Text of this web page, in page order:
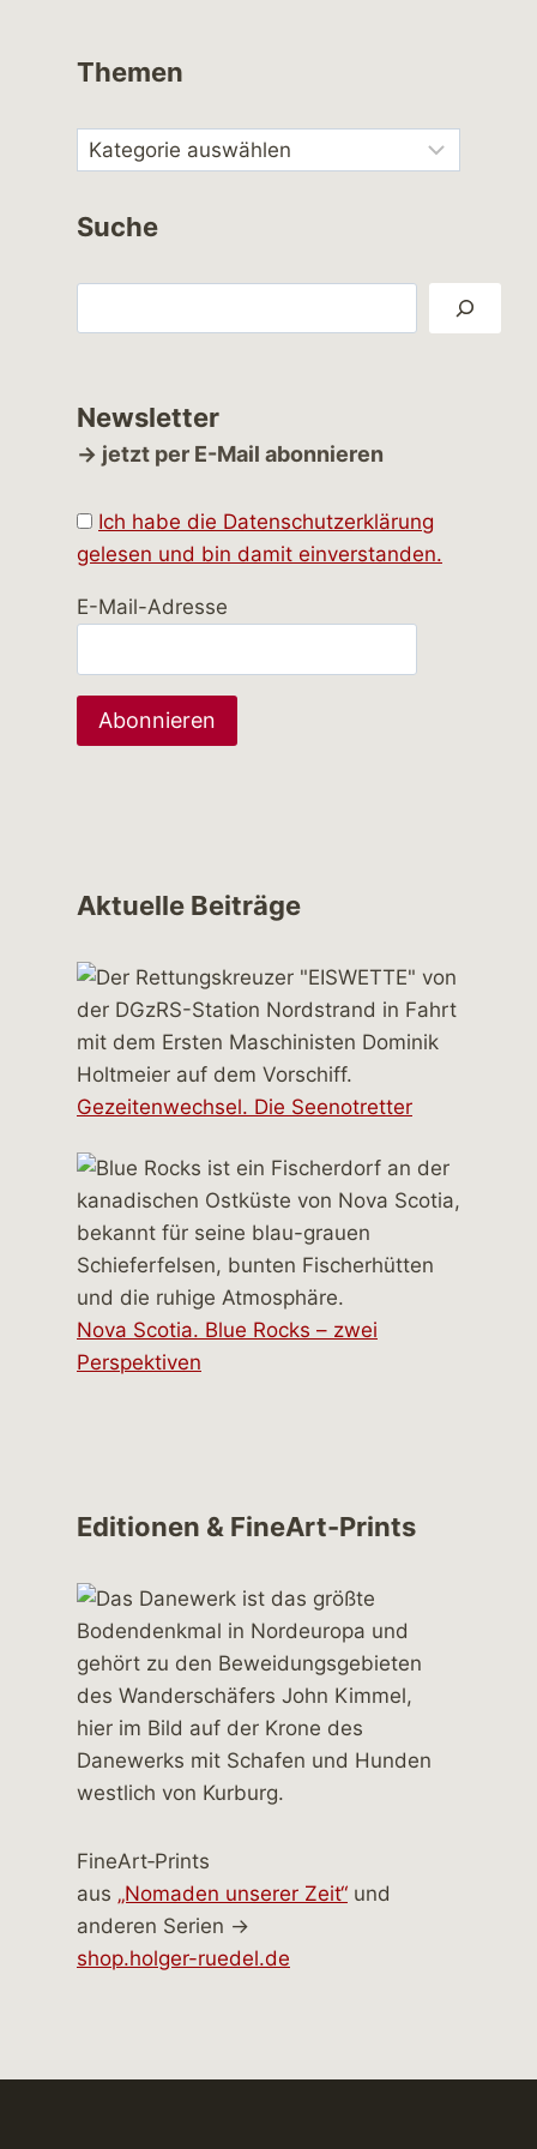
Themen
Suche
Newsletter
→ jetzt per E-Mail abonnieren
Ich habe die Datenschutzerklärung
gelesen und bin damit einverstanden.
E-Mail-Adresse
Aktuelle Beiträge
Gezeitenwechsel. Die Seenotretter
Nova Scotia. Blue Rocks – zwei
Perspektiven
Editionen & FineArt-Prints
FineArt‑Prints
aus „Nomaden unserer Zeit“ und
anderen Serien →
shop.holger-ruedel.de